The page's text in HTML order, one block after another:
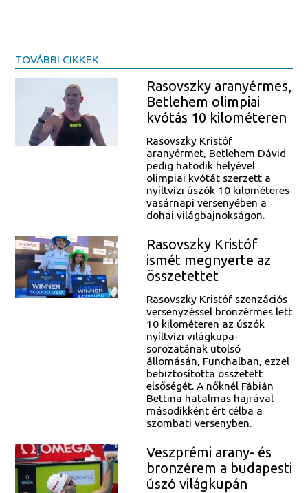
TOVÁBBI CIKKEK
Rasovszky aranyérmes,
Betlehem olimpiai
kvótás 10 kilométeren
Rasovszky Kristóf
aranyérmet, Betlehem Dávid
pedig hatodik helyével
olimpiai kvótát szerzett a
nyíltvízi úszók 10 kilométeres
vasárnapi versenyében a
dohai világbajnokságon.
Rasovszky Kristóf
ismét megnyerte az
összetettet
Rasovszky Kristóf szenzációs
versenyzéssel bronzérmes lett
10 kilométeren az úszók
nyíltvízi világkupa-
sorozatának utolsó
állomásán, Funchalban, ezzel
bebiztosította összetett
elsőségét. A nőknél Fábián
Bettina hatalmas hajrával
másodikként ért célba a
szombati versenyben.
Veszprémi arany- és
bronzérem a budapesti
úszó világkupán